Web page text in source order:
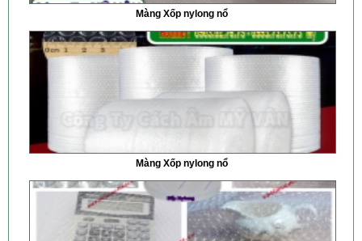
Màng Xốp nylong nổ
Màng Xốp nylong nổ